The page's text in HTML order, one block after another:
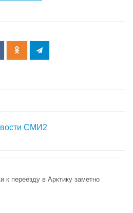
СМИ2
к переезду в Арктику заметно